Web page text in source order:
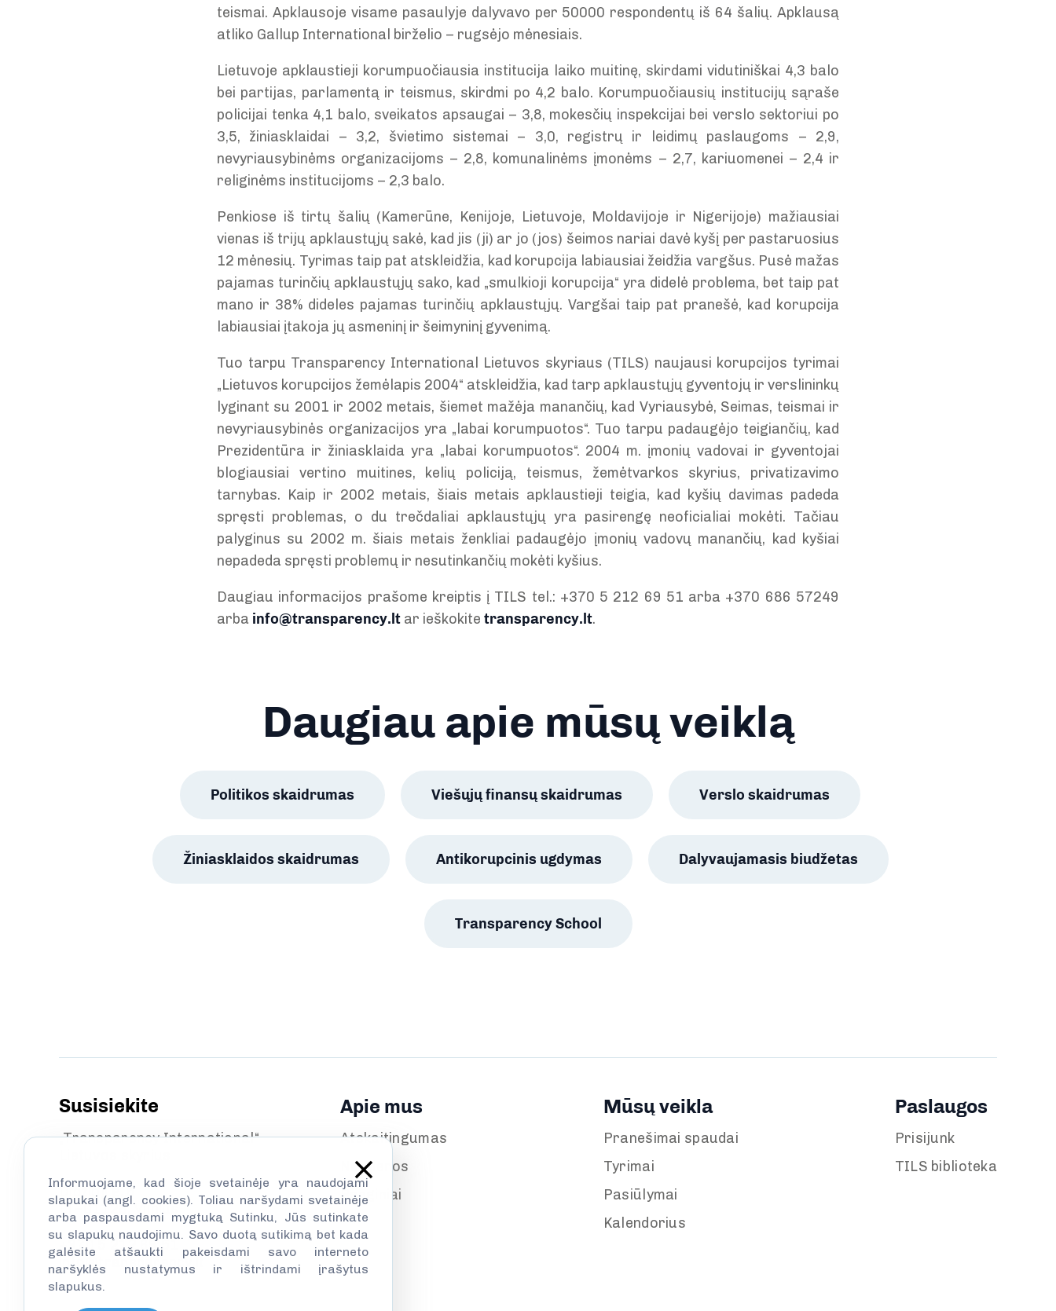
teismai. Apklausoje visame pasaulyje dalyvavo per 50000 respondentų iš 64 šalių. Apklausą
atliko Gallup International birželio – rugsėjo mėnesiais.
Lietuvoje apklaustieji korumpuočiausia institucija laiko muitinę, skirdami vidutiniškai 4,3 balo
bei partijas, parlamentą ir teismus, skirdmi po 4,2 balo. Korumpuočiausių institucijų sąraše
policijai tenka 4,1 balo, sveikatos apsaugai – 3,8, mokesčių inspekcijai bei verslo sektoriui po
3,5, žiniasklaidai – 3,2, švietimo sistemai – 3,0, registrų ir leidimų paslaugoms – 2,9,
nevyriausybinėms organizacijoms – 2,8, komunalinėms įmonėms – 2,7, kariuomenei – 2,4 ir
religinėms institucijoms – 2,3 balo.
Penkiose iš tirtų šalių (Kamerūne, Kenijoje, Lietuvoje, Moldavijoje ir Nigerijoje) mažiausiai
vienas iš trijų apklaustųjų sakė, kad jis (ji) ar jo (jos) šeimos nariai davė kyšį per pastaruosius
12 mėnesių. Tyrimas taip pat atskleidžia, kad korupcija labiausiai žeidžia vargšus. Pusė mažas
pajamas turinčių apklaustųjų sako, kad „smulkioji korupcija“ yra didelė problema, bet taip pat
mano ir 38% dideles pajamas turinčių apklaustųjų. Vargšai taip pat pranešė, kad korupcija
labiausiai įtakoja jų asmeninį ir šeimyninį gyvenimą.
Tuo tarpu Transparency International Lietuvos skyriaus (TILS) naujausi korupcijos tyrimai
„Lietuvos korupcijos žemėlapis 2004“ atskleidžia, kad tarp apklaustųjų gyventojų ir verslininkų
lyginant su 2001 ir 2002 metais, šiemet mažėja manančių, kad Vyriausybė, Seimas, teismai ir
nevyriausybinės organizacijos yra „labai korumpuotos“. Tuo tarpu padaugėjo teigiančių, kad
Prezidentūra ir žiniasklaida yra „labai korumpuotos“. 2004 m. įmonių vadovai ir gyventojai
blogiausiai vertino muitines, kelių policiją, teismus, žemėtvarkos skyrius, privatizavimo
tarnybas. Kaip ir 2002 metais, šiais metais apklaustieji teigia, kad kyšių davimas padeda
spręsti problemas, o du trečdaliai apklaustųjų yra pasirengę neoficialiai mokėti. Tačiau
palyginus su 2002 m. šiais metais ženkliai padaugėjo įmonių vadovų manančių, kad kyšiai
nepadeda spręsti problemų ir nesutinkančių mokėti kyšius.
Daugiau informacijos prašome kreiptis į TILS tel.: +370 5 212 69 51 arba +370 686 57249
arba info@transparency.lt ar ieškokite transparency.lt.
Daugiau apie mūsų veiklą
Politikos skaidrumas Viešųjų finansų skaidrumas Verslo skaidrumas
Žiniasklaidos skaidrumas Antikorupcinis ugdymas Dalyvaujamasis biudžetas
Transparency School
Susisiekite
„Transparency International“
Didžioji g. 5
LT–01128, Vilnius
+370 5 212 69 51
info@transparency.lt
Apie mus
Atskaitingumas
Naujienos
Renginiai
Mūsų veikla
Pranešimai spaudai
Tyrimai
Pasiūlymai
Kalendorius
Paslaugos
Prisijunk
TILS biblioteka
Informuojame, kad šioje svetainėje yra naudojami
slapukai (angl. cookies). Toliau naršydami svetainėje
arba paspausdami mygtuką Sutinku, Jūs sutinkate
su slapukų naudojimu. Savo duotą sutikimą bet kada
galėsite atšaukti pakeisdami savo interneto
naršyklės nustatymus ir ištrindami įrašytus
slapukus.